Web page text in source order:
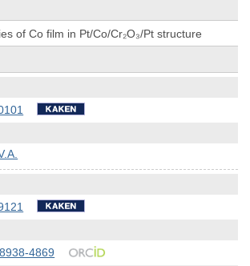
of Co film in Pt/Co/Cr₂O₃/Pt structure
4869